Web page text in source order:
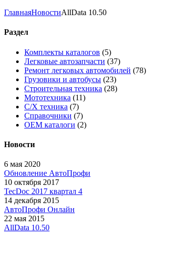
ГлавнаяНовостиAllData 10.50
Раздел
Комплекты каталогов (5)
Легковые автозапчасти (37)
Ремонт легковых автомобилей (78)
Грузовики и автобусы (23)
Строительная техника (28)
Мототехника (11)
С/Х техника (7)
Справочники (7)
OEM каталоги (2)
Новости
6 мая 2020
Обновление АвтоПрофи
10 октября 2017
TecDoc 2017 квартал 4
14 декабря 2015
АвтоПрофи Онлайн
22 мая 2015
AllData 10.50